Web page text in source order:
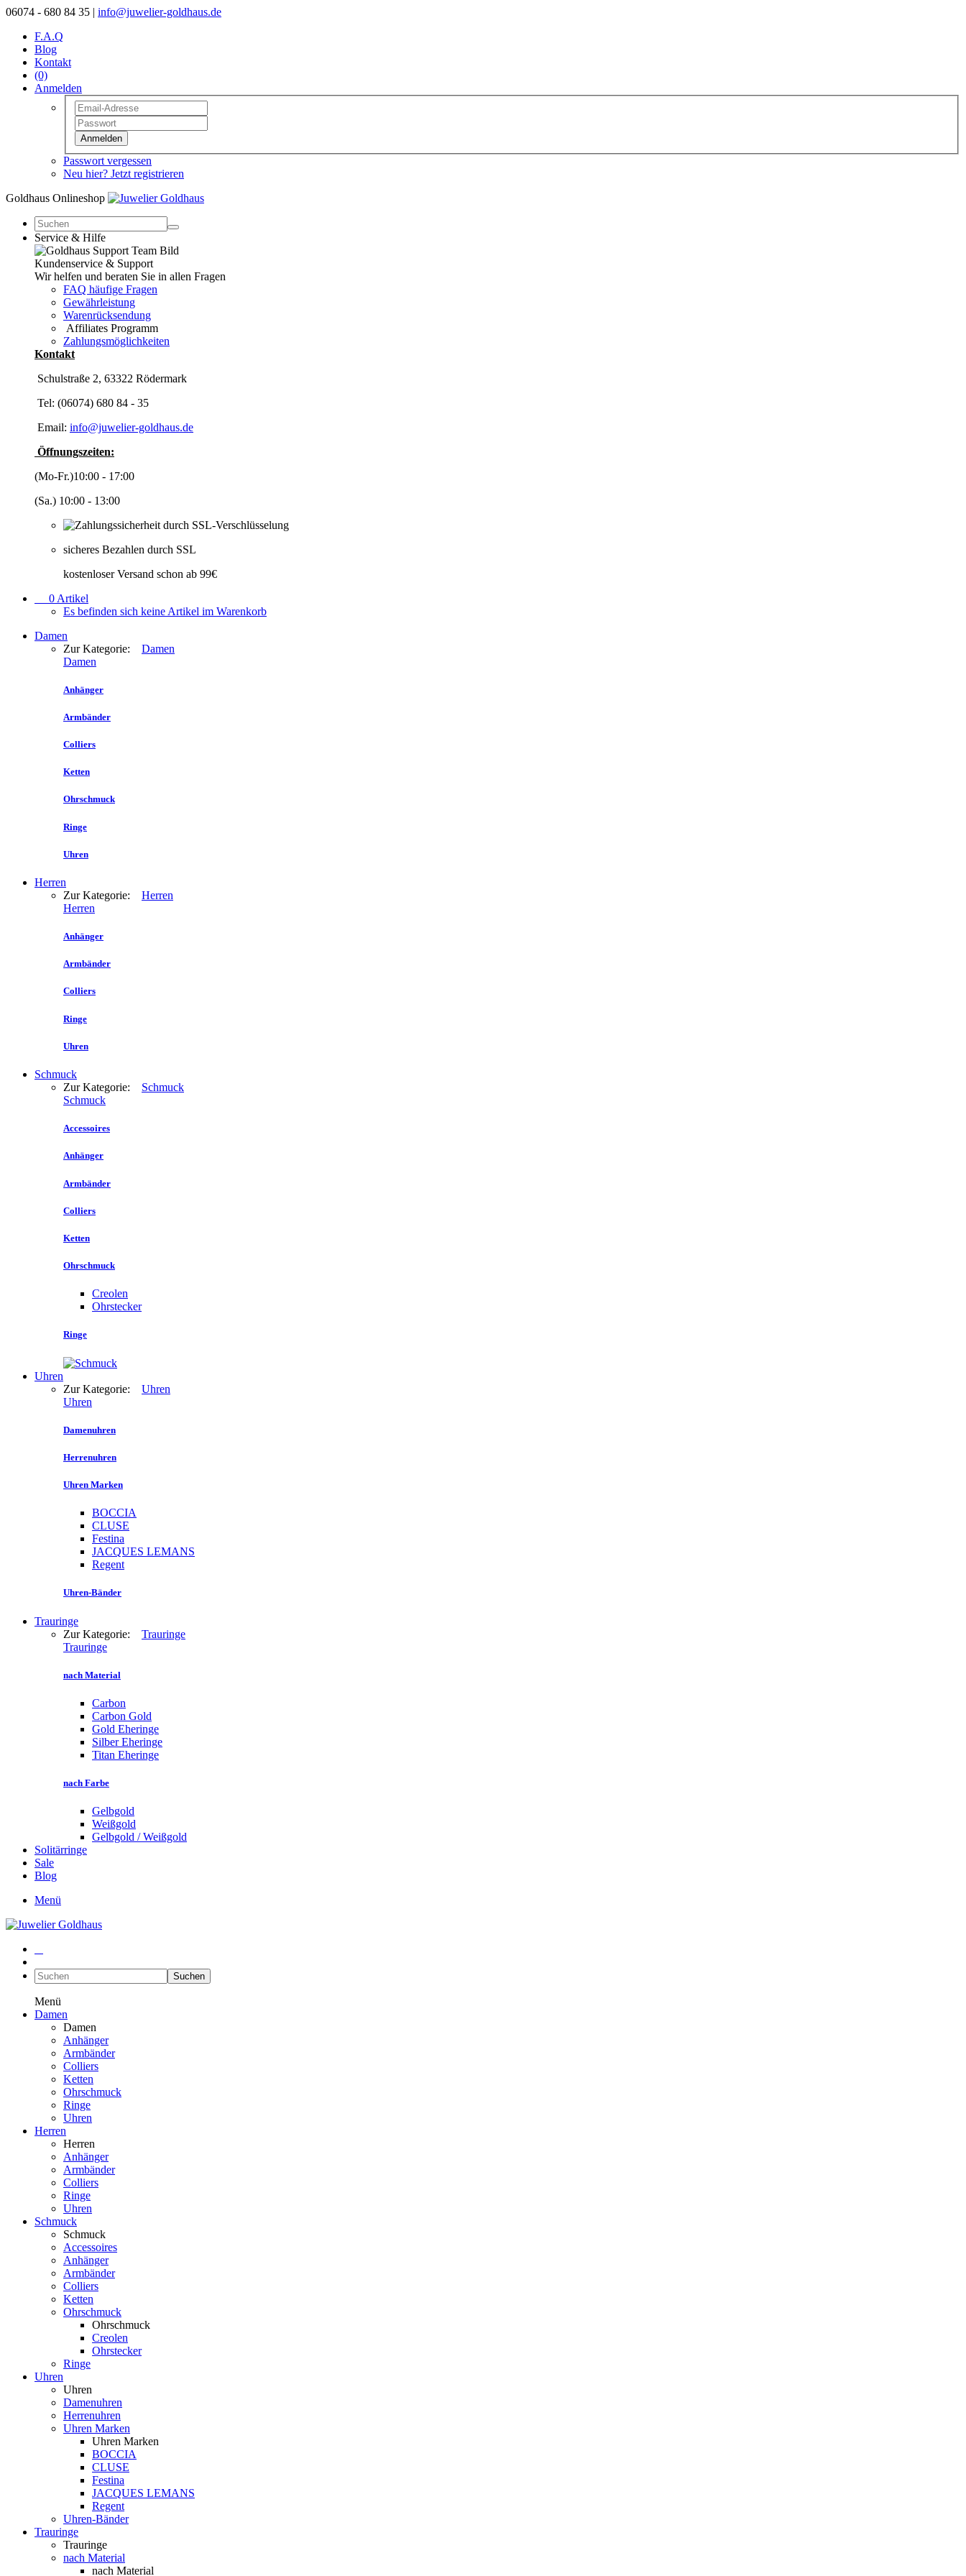
06074 - 680 84 35 | info@juwelier-goldhaus.de
F.A.Q
Blog
Kontakt
(0)
Anmelden
Anmelden
Passwort vergessen
Neu hier? Jetzt registrieren
Goldhaus Onlineshop
Service & Hilfe
Kundenservice & Support
Wir helfen und beraten Sie in allen Fragen
FAQ häufige Fragen
Gewährleistung
Warenrücksendung
Affiliates Programm
Zahlungsmöglichkeiten
Kontakt
Schulstraße 2, 63322 Rödermark
Tel: (06074) 680 84 - 35
Email: info@juwelier-goldhaus.de
Öffnungszeiten:
(Mo-Fr.)10:00 - 17:00
(Sa.) 10:00 - 13:00
sicheres Bezahlen durch SSL
kostenloser Versand schon ab 99€
0 Artikel
Es befinden sich keine Artikel im Warenkorb
Damen
Zur Kategorie: Damen
Damen
Anhänger
Armbänder
Colliers
Ketten
Ohrschmuck
Ringe
Uhren
Herren
Zur Kategorie: Herren
Herren
Anhänger
Armbänder
Colliers
Ringe
Uhren
Schmuck
Zur Kategorie: Schmuck
Schmuck
Accessoires
Anhänger
Armbänder
Colliers
Ketten
Ohrschmuck
Creolen
Ohrstecker
Ringe
Uhren
Zur Kategorie: Uhren
Uhren
Damenuhren
Herrenuhren
Uhren Marken
BOCCIA
CLUSE
Festina
JACQUES LEMANS
Regent
Uhren-Bänder
Trauringe
Zur Kategorie: Trauringe
Trauringe
nach Material
Carbon
Carbon Gold
Gold Eheringe
Silber Eheringe
Titan Eheringe
nach Farbe
Gelbgold
Weißgold
Gelbgold / Weißgold
Solitärringe
Sale
Blog
Menü
Suchen
Menü
Damen
Damen
Anhänger
Armbänder
Colliers
Ketten
Ohrschmuck
Ringe
Uhren
Herren
Herren
Anhänger
Armbänder
Colliers
Ringe
Uhren
Schmuck
Schmuck
Accessoires
Anhänger
Armbänder
Colliers
Ketten
Ohrschmuck
Ohrschmuck
Creolen
Ohrstecker
Ringe
Uhren
Uhren
Damenuhren
Herrenuhren
Uhren Marken
Uhren Marken
BOCCIA
CLUSE
Festina
JACQUES LEMANS
Regent
Uhren-Bänder
Trauringe
Trauringe
nach Material
nach Material